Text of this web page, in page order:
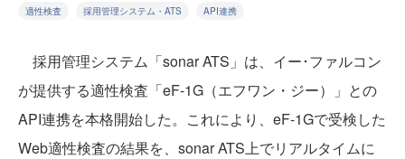
適性検査 採用管理システム・ATS API連携
採用管理システム「sonar ATS」は、イー･ファルコン
が提供する適性検査「eF-1G（エフワン・ジー）」との
API連携を本格開始した。これにより、eF-1Gで受検した
Web適性検査の結果を、sonar ATS上でリアルタイムに